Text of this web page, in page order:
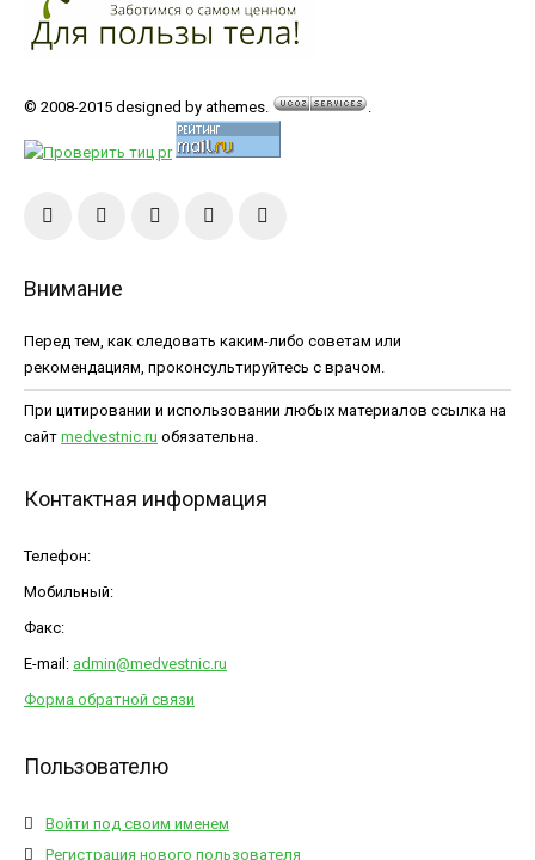
© 2008-2015 designed by athemes. .
Внимание
Перед тем, как следовать каким-либо советам или
рекомендациям, проконсультируйтесь с врачом.
При цитировании и использовании любых материалов ссылка на
сайт medvestnic.ru обязательна.
Контактная информация
Телефон:
Мобильный:
Факс:
E-mail: admin@medvestnic.ru
Форма обратной связи
Пользователю
Войти под своим именем
Регистрация нового пользователя